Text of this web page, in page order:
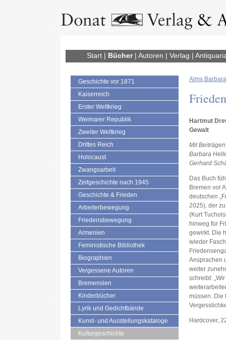
Start| Bücher| Autoren | Verlag |
Geschichte vor 1871
Kaiserreich
Erster Weltkrieg
Weimarer Republik
Zweiter Weltkrieg
Drittes Reich
Holocaust
Zwangsarbeit
Zeitgeschichte nach 1945
Geschichte & Frieden
Arbeiterbewegung
Friedensbewegung
Armenien
Feministische Bibliothek
Biographien
Vergessene Autoren
Bremensien
Kinderbücher
Lyrik und Gedichtbände
Kunst- und Ausstellungskataloge
Kulturgeschichte
Hartmut
Gewalt
Mit
Barbara
Gerhard
Das Buch
Bremen vor
deutschen
2025), der
(Kurt
hinweg für
gewirkt. Die
wieder
Ansprachen
weiter
schreibt:
müssen. Die
Hardcover,